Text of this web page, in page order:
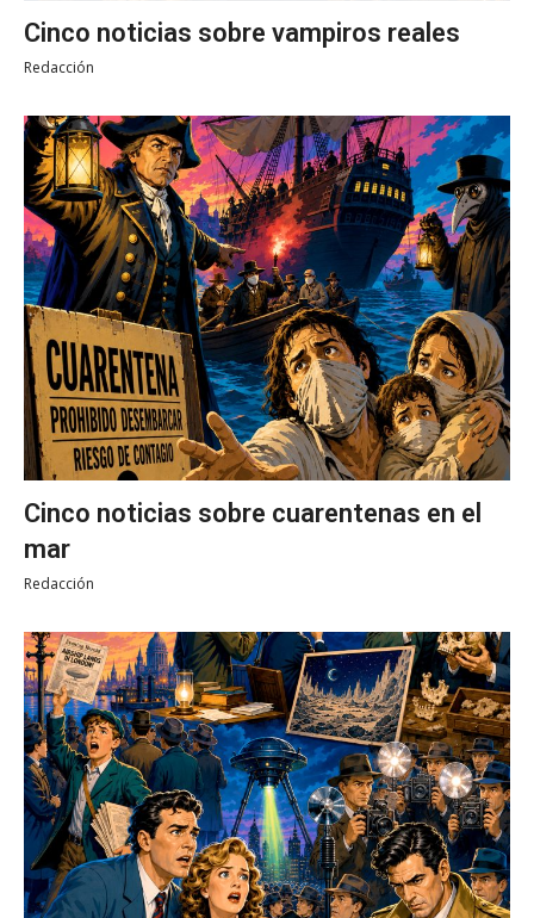
Cinco noticias sobre vampiros reales
Redacción
Cinco noticias sobre cuarentenas en el
mar
Redacción